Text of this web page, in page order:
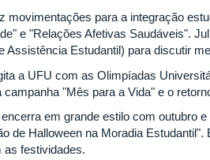
movimentações para a integração
e "Relações Afetivas Saudáveis".
Assistência Estudantil) para discutir
a UFU com as Olimpíadas
campanha "Mês para a Vida" e o
em grande estilo com outubro
de Halloween na Moradia
as festividades.